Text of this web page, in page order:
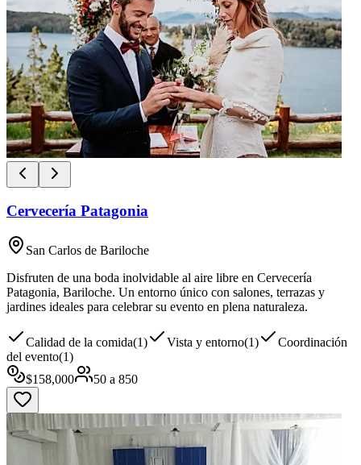
Cervecería Patagonia
San Carlos de Bariloche
Disfruten de una boda inolvidable al aire libre en Cervecería
Patagonia, Bariloche. Un entorno único con salones, terrazas y
jardines ideales para celebrar su evento en plena naturaleza.
Calidad de la comida(1) Vista y entorno(1)
Coordinación
del evento(1)
$158,000 50 a 850